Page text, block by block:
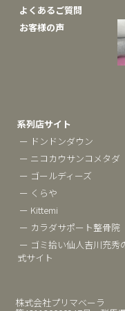
よくあるご質問
お客様の声
系列店サイト
ー ドンドンダウン
ー ニコカウサンコメタダ
ー ゴールディーズ
ー くらや
ー Kittemi
ー カラダサポート整骨院
ー ゴミ拾い仙人吉川充秀
式サイト
株式会社プリマベーラ